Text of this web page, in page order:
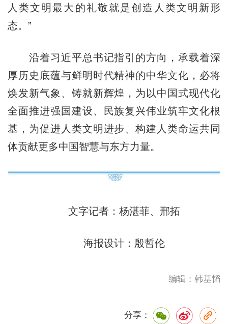
人类文明最大的礼敬就是创造人类文明新形
态。”
沿着习近平总书记指引的方向，承载着深
厚历史底蕴与鲜明时代精神的中华文化，必将
焕发新气象、铸就新辉煌，为以中国式现代化
全面推进强国建设、民族复兴伟业筑牢文化根
基，为促进人类文明进步、构建人类命运共同
体贡献更多中国智慧与东方力量。
文字记者：杨湛菲、邢拓
海报设计：殷哲伦
编辑：韩基韬
分享：